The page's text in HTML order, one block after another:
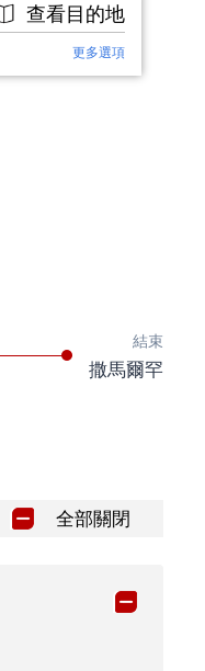
查看目的地
更多選項
結束
撒馬爾罕
全部關閉